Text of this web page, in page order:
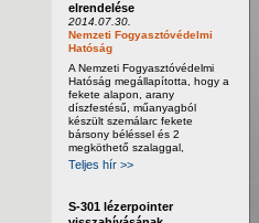
elrendelése
2014.07.30.
Nemzeti Fogyasztóvédelmi
Hatóság
A Nemzeti Fogyasztóvédelmi
Hatóság megállapította, hogy a
fekete alapon, arany
díszfestésű, műanyagból
készült szemálarc fekete
bársony béléssel és 2
megköthető szalaggal,
Teljes hír >>
S-301 lézerpointer